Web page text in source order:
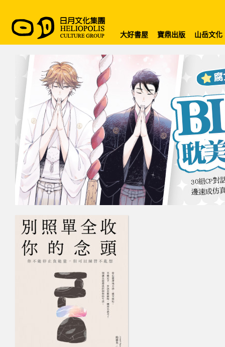
大好書屋 寶鼎出版 山岳文化